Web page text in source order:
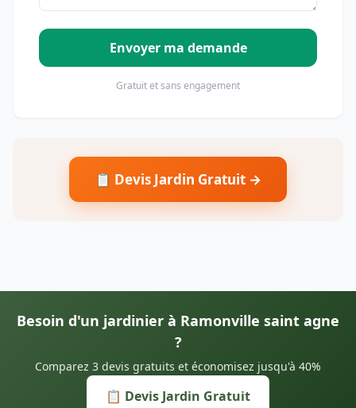
Envoyer ma demande
Gratuit et sans engagement
📋 Devis Jardin Gratuit →
Besoin d'un jardinier à Ramonville saint agne
?
Comparez 3 devis gratuits et économisez jusqu'à 40%
📋 Devis Jardin Gratuit